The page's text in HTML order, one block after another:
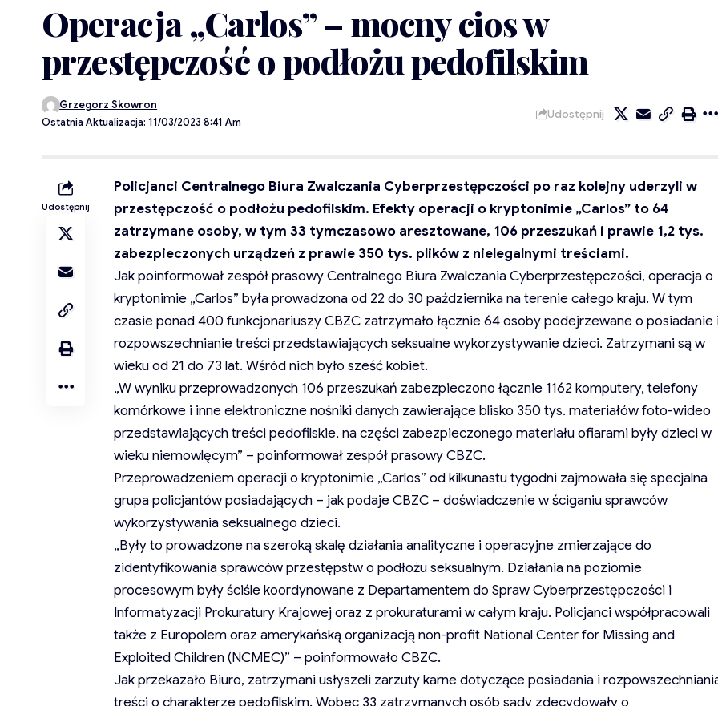
Operacja „Carlos” – mocny cios w
przestępczość o podłożu pedofilskim
Ostatnia Aktualizacja: 11/03/2023 8:41 Am
Grzegorz Skowron
Udostępnij
Udostępnij
Policjanci Centralnego Biura Zwalczania Cyberprzestępczości po raz kolejny uderzyli w
przestępczość o podłożu pedofilskim. Efekty operacji o kryptonimie „Carlos” to 64
zatrzymane osoby, w tym 33 tymczasowo aresztowane, 106 przeszukań i prawie 1,2 tys.
zabezpieczonych urządzeń z prawie 350 tys. plików z nielegalnymi treściami.
Jak poinformował zespół prasowy Centralnego Biura Zwalczania Cyberprzestępczości, operacja o
kryptonimie „Carlos” była prowadzona od 22 do 30 października na terenie całego kraju. W tym
czasie ponad 400 funkcjonariuszy CBZC zatrzymało łącznie 64 osoby podejrzewane o posiadanie
rozpowszechnianie treści przedstawiających seksualne wykorzystywanie dzieci. Zatrzymani są w
wieku od 21 do 73 lat. Wśród nich było sześć kobiet.
„W wyniku przeprowadzonych 106 przeszukań zabezpieczono łącznie 1162 komputery, telefony
komórkowe i inne elektroniczne nośniki danych zawierające blisko 350 tys. materiałów foto-wideo
przedstawiających treści pedofilskie, na części zabezpieczonego materiału ofiarami były dzieci w
wieku niemowlęcym” – poinformował zespół prasowy CBZC.
Przeprowadzeniem operacji o kryptonimie „Carlos” od kilkunastu tygodni zajmowała się specjalna
grupa policjantów posiadających – jak podaje CBZC – doświadczenie w ściganiu sprawców
wykorzystywania seksualnego dzieci.
„Były to prowadzone na szeroką skalę działania analityczne i operacyjne zmierzające do
zidentyfikowania sprawców przestępstw o podłożu seksualnym. Działania na poziomie
procesowym były ściśle koordynowane z Departamentem do Spraw Cyberprzestępczości i
Informatyzacji Prokuratury Krajowej oraz z prokuraturami w całym kraju. Policjanci współpracowali
także z Europolem oraz amerykańską organizacją non-profit National Center for Missing and
Exploited Children (NCMEC)” – poinformowało CBZC.
Jak przekazało Biuro, zatrzymani usłyszeli zarzuty karne dotyczące posiadania i